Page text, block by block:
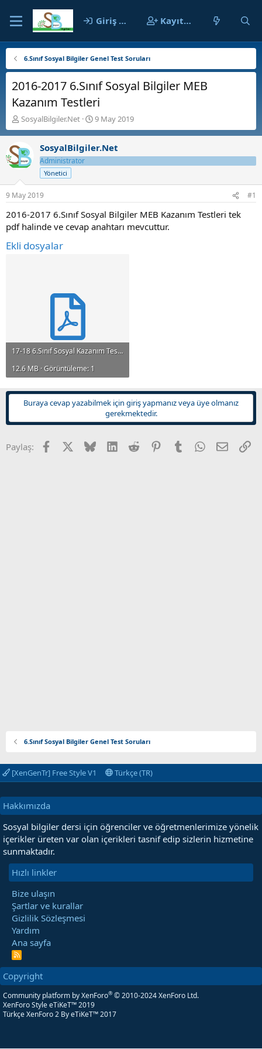
Giriş yap Kayıt ol
6.Sınıf Sosyal Bilgiler Genel Test Soruları
2016-2017 6.Sınıf Sosyal Bilgiler MEB
Kazanım Testleri
K
o
n
b
u
y
u
b
a
ş
SosyalBilgiler.Net
B
a
ş
l
ç
t
a
9 May 2019
SosyalBilgiler.Net
Administrator
Yönetici
9 May 2019 #1
2016-2017 6.Sınıf Sosyal Bilgiler MEB Kazanım Testleri tek
pdf halinde ve cevap anahtarı mevcuttur.
Ekli dosyalar
17-18 6.Sınıf Sosyal Kazanım Testleri.pdf
12.6 MB · Görüntüleme: 1
Buraya cevap yazabilmek için giriş yapmanız veya üye olmanız
gerekmektedir.
Paylaş: Facebook BlueskyLinkedInReddit PinterestTumblr WhatsApp
E-posta
6.Sınıf Sosyal Bilgiler Genel Test Soruları
[XenGenTr] Free Style V1 Türkçe (TR)
Hakkımızda
Sosyal bilgiler dersi için öğrenciler ve öğretmenlerimize yönelik
içerikler üreten var olan içerikleri tasnif edip sizlerin hizmetine
sunmaktadır.
Hızlı linkler
Bize ulaşın
Şartlar ve kurallar
Gizlilik Sözleşmesi
Yardım
Ana sayfa
R
S
Copyright
Community platform by XenForo® © 2010-2024 XenForo Ltd.
XenForo Style eTiKeT™ 2019
Türkçe XenForo 2 By eTiKeT™ 2017